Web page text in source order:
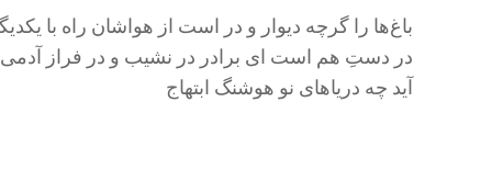
باغ‌ها را گرچه دیوار و در است از هواشان راه با
در دستِ هم است ای برادر در نشیب و در فراز آدمی
آید چه دریاهای نو هوشنگ ابتهاج